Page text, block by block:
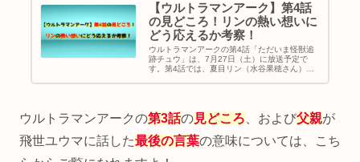
【ウルトラマンアーク】第4話
の見どころ！リンの熱い想いに
どう応えるか考察！
ウルトラマンアークの第4話「ただいま怪獣追
跡チュウ」は、7月27日（土）に放送予定で
す。第4話では、夏目リン（水谷果穂さん）の
ウルトラマンアークの第3話の見どころ 、および父親が
飛世ユウマに話した最後の言葉の意味については、こち